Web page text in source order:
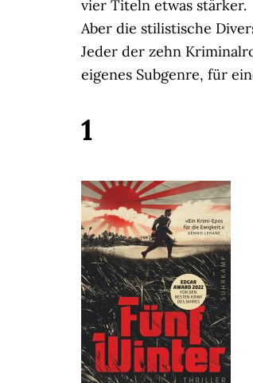
vier Titeln etwas stärker.
Aber die stilistische
Jeder der zehn
eigenes Subgenre, für
1